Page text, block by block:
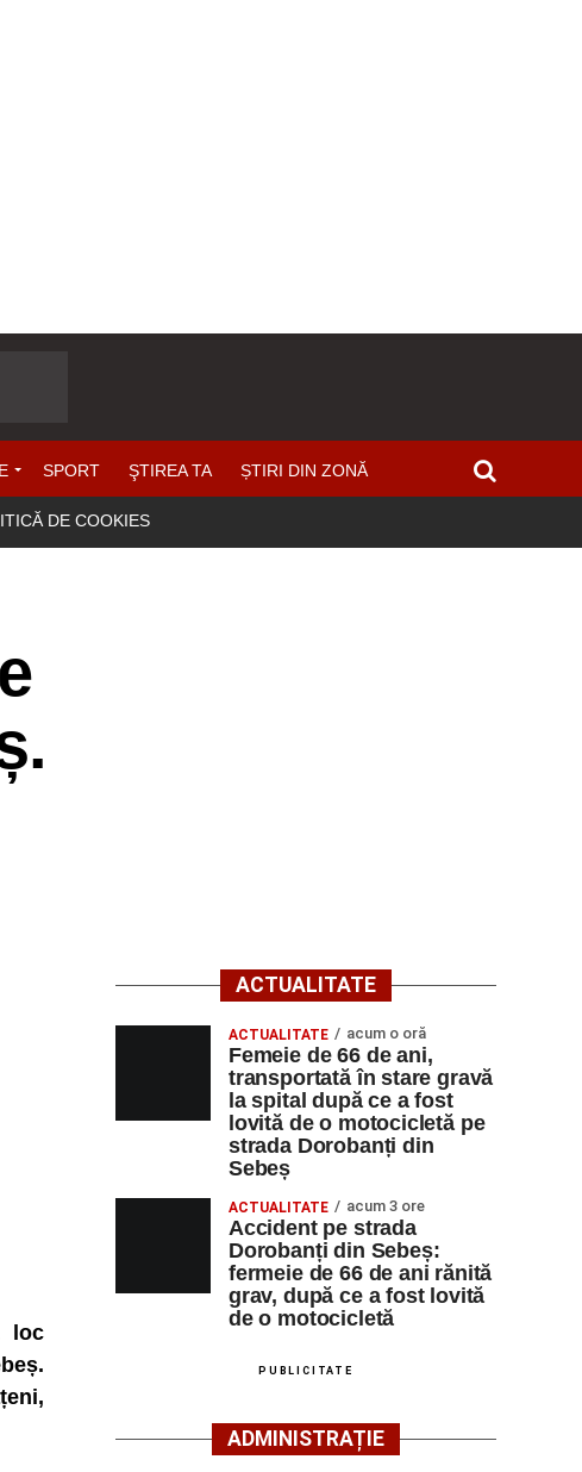
SPORT ŞTIREA TA ȘTIRI DIN ZONĂ
DE COOKIES
loc
ACTUALITATE
ACTUALITATE acum o oră
Femeie de 66 de ani,
transportată în stare gravă
la spital după ce a fost
lovită de o motocicletă pe
strada Dorobanți din
Sebeș
ACTUALITATE acum 3 ore
Accident pe strada
Dorobanți din Sebeș:
fermeie de 66 de ani rănită
grav, după ce a fost lovită
de o motocicletă
PUBLICITATE
ADMINISTRAȚIE